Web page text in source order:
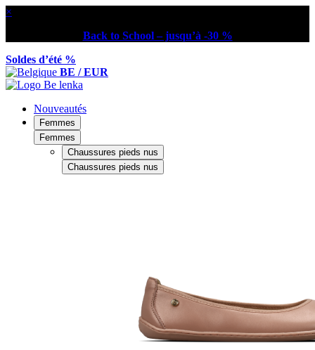
×
Back to School – jusqu’à -30 %
Soldes d’été %
BE / EUR
Nouveautés
Femmes
Femmes
Chaussures pieds nus
Chaussures pieds nus